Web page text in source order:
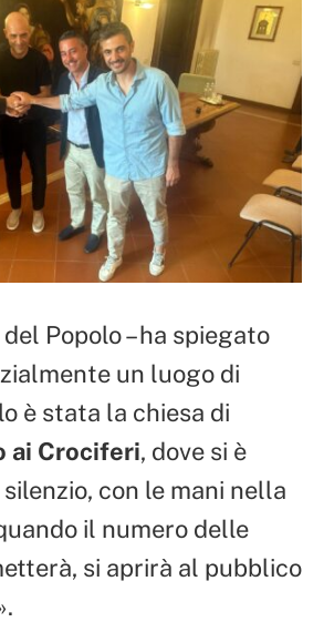
Popolo – ha spiegato
un luogo di
è stata la chiesa di
ai Crociferi, dove si è
con le mani nella
il numero delle
si aprirà al pubblico